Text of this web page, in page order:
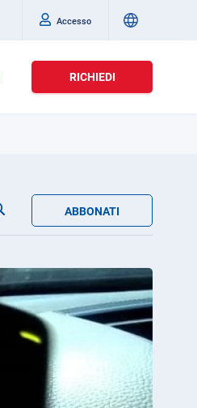
Accesso
RICHIEDI
ABBONATI